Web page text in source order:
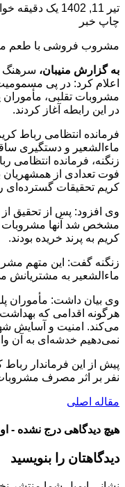
تیر 11, 1402
یک دقیقه
چاپ خبر
مشروب فروشی با طعم
به گزارش منیبان، سرهنگ
اعلام کرد: در پی
مشروبات تقلبی، مأموران
در این رابطه آغاز کردند.
فرمانده انتظامی رباط
ماءالشعیر و دستگیری
زنگنه، فرمانده انتظامی
فوت تعدادی از همشهریان
کریم تحقیقات گسترده‌ای
وی افزود: پس از تحقیق
مشخص شد آنها مشروبات
کریم به پرند خریده بودند.
زنگنه گفت: این متهم
ماءالشعیر به
وی بیان داشت: مأموران
هرگونه اقدامی که
می‌کند. امنیت و آسایش
نمی‌دهیم خدشه‌ای به آن
نفر بر اثر مصرف
مقاله اصلی
هیچ دیدگاهی درج نشده -
دیدگاهتان را بنویسید